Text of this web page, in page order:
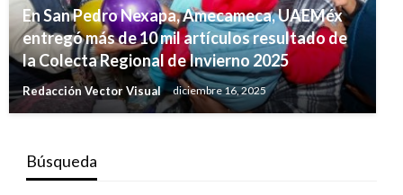
En San Pedro Nexapa, Amecameca, UAEMéx
entregó más de 10 mil artículos resultado de
la Colecta Regional de Invierno 2025
Redacción Vector Visual diciembre 16, 2025
Búsqueda